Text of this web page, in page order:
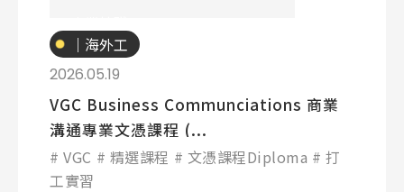
｜海外工
讀
2026.05.19
VGC Business Communciations 商業
溝通專業文憑課程 (...
VGC 精選課程 文憑課程Diploma
打
工實習